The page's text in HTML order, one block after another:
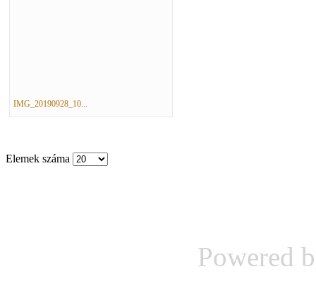
IMG_20190928_10...
Elemek száma
Powered